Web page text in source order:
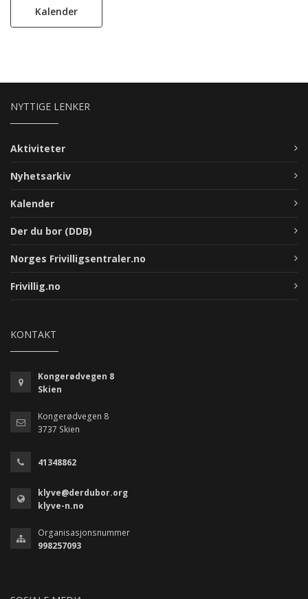
Kalender
NYTTIGE LENKER
Aktiviteter
Nyhetsarkiv
Kalender
Der du bor (DDB)
Norges Frivilligsentraler.no
Frivillig.no
KONTAKT
Kongerødvegen 8
Skien
Kongerødvegen 8
3737 Skien
41348862
klyve@derdubor.org
klyve-n.no
Organisasjonsnummer
998257093